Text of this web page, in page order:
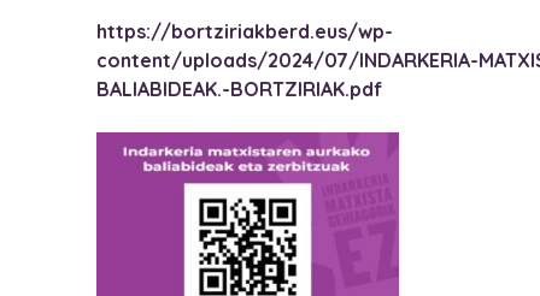
https://bortziriakberd.eus/wp-
content/uploads/2024/07/INDARKERIA-
BALIABIDEAK.-BORTZIRIAK.pdf